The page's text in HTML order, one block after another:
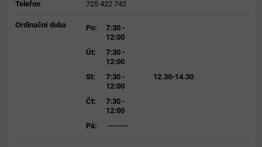
Telefon 725 422 742
Ordinační doba Po:
7:30 -
12:00
Út:
7:30 -
12:00
St:
7:30 -
12:00
12.30-14.30
Čt:
7:30 -
12:00
Pá:
-------